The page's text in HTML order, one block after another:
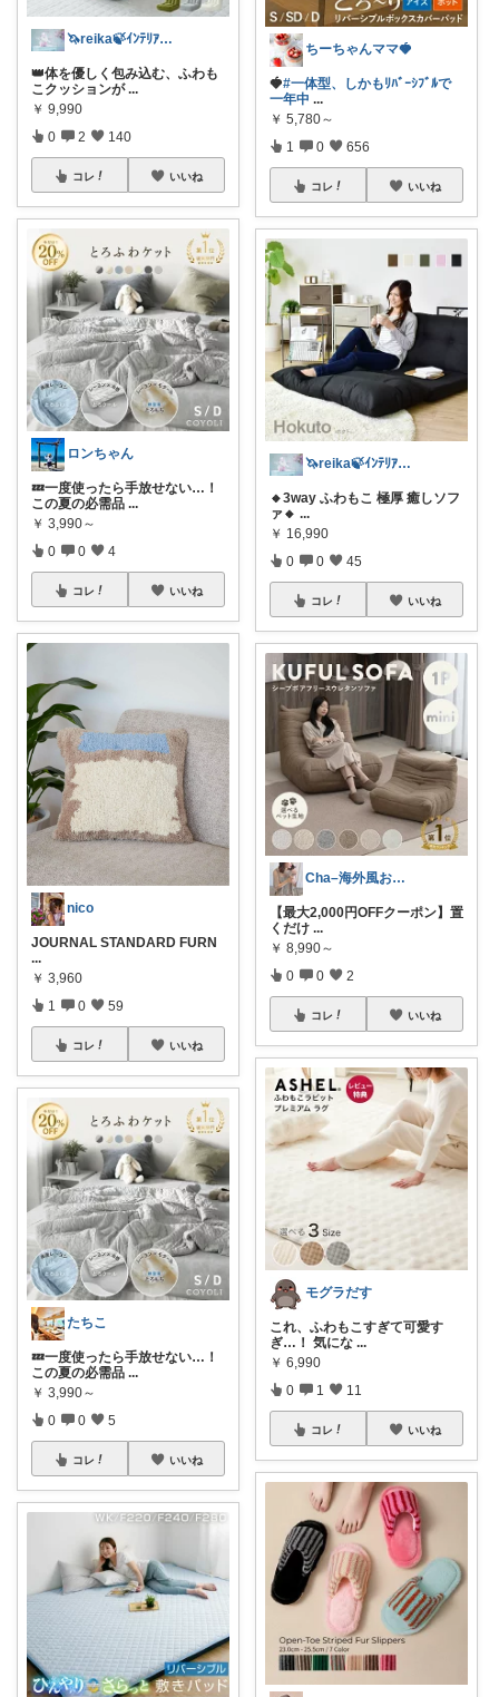
🦄reika🍃ｲﾝﾃﾘｱ🕊感謝💐
👑体を優しく包み込む、ふわも
こクッションが ...
￥ 9,990
0 2 140
コレ いいね
ロンちゃん
💤一度使ったら手放せない…！
この夏の必需品 ...
￥ 3,990～
0 0 4
コレ いいね
nico
JOURNAL STANDARD FURN
...
￥ 3,960
1 0 59
コレ いいね
たちこ
💤一度使ったら手放せない…！
この夏の必需品 ...
￥ 3,990～
0 0 5
コレ いいね
ちーちゃんママ🍓
🍓#一体型、しかもﾘﾊﾞｰｼﾌﾞﾙで
一年中 ...
￥ 5,780～
1 0 656
コレ いいね
🦄reika🍃ｲﾝﾃﾘｱ🕊感謝💐
🔸3way ふわもこ 極厚 癒しソフ
ァ🔸 ...
￥ 16,990
0 0 45
コレ いいね
Cha–海外風おしゃれインテリアと愛用品
【最大2,000円OFFクーポン】置
くだけ ...
￥ 8,990～
0 0 2
コレ いいね
モグラだす
これ、ふわもこすぎて可愛す
ぎ…！ 気にな ...
￥ 6,990
0 1 11
コレ いいね